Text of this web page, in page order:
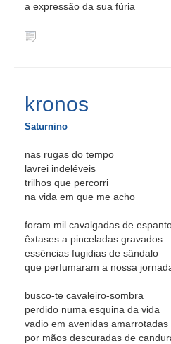
a expressão da sua fúria
kronos
Saturnino
nas rugas do tempo
lavrei indeléveis
trilhos que percorri
na vida em que me acho
foram mil cavalgadas de
êxtases a pinceladas gravados
essências fugidias de sândalo
que perfumaram a nossa
busco-te cavaleiro-sombra
perdido numa esquina da vida
vadio em avenidas amarrotadas
por mãos descuradas de